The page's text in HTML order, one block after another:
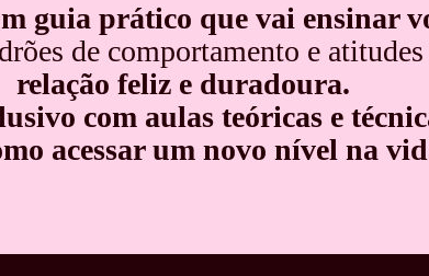
guia prático que vai ensinar
de comportamento e atitudes
relação feliz e duradoura.
com aulas teóricas e
acessar um novo nível na